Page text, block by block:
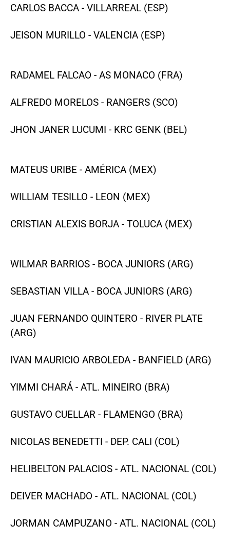
CARLOS BACCA - VILLARREAL (ESP)
JEISON MURILLO - VALENCIA (ESP)
RADAMEL FALCAO - AS MONACO (FRA)
ALFREDO MORELOS - RANGERS (SCO)
JHON JANER LUCUMI - KRC GENK (BEL)
MATEUS URIBE - AMÉRICA (MEX)
WILLIAM TESILLO - LEON (MEX)
CRISTIAN ALEXIS BORJA - TOLUCA (MEX)
WILMAR BARRIOS - BOCA JUNIORS (ARG)
SEBASTIAN VILLA - BOCA JUNIORS (ARG)
JUAN FERNANDO QUINTERO - RIVER PLATE
(ARG)
IVAN MAURICIO ARBOLEDA - BANFIELD (ARG)
YIMMI CHARÁ - ATL. MINEIRO (BRA)
GUSTAVO CUELLAR - FLAMENGO (BRA)
NICOLAS BENEDETTI - DEP. CALI (COL)
HELIBELTON PALACIOS - ATL. NACIONAL (COL)
DEIVER MACHADO - ATL. NACIONAL (COL)
JORMAN CAMPUZANO - ATL. NACIONAL (COL)